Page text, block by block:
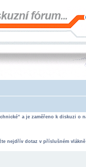
a je zaměřeno k diskuzi o
nejdřív dotaz v příslušném